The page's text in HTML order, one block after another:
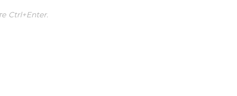
Ctrl+Enter.